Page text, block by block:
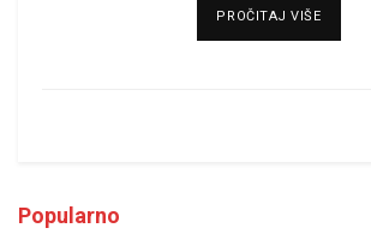
PROČITAJ VIŠEDETAILS
Popularno